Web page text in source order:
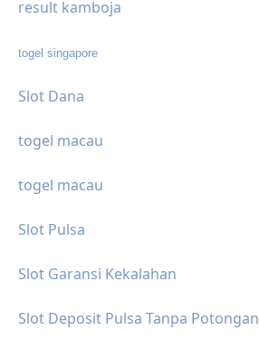
result kamboja
togel singapore
Slot Dana
togel macau
togel macau
Slot Pulsa
Slot Garansi Kekalahan
Slot Deposit Pulsa Tanpa Potongan